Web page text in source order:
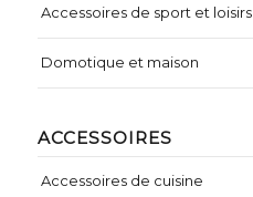
Accessoires de sport et loisirs
Domotique et maison
ACCESSOIRES
Accessoires de cuisine